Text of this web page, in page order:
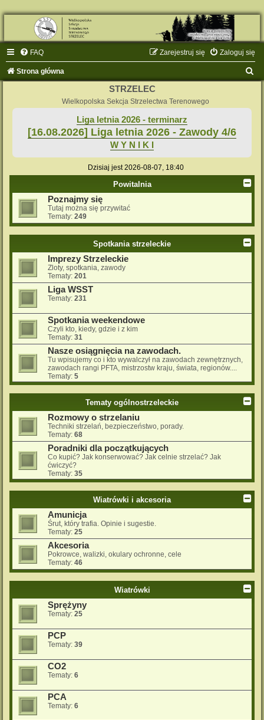
FAQ Zaloguj się
Zarejestruj się
Strona główna
STRZELEC
Wielkopolska Sekcja Strzelectwa Terenowego
Liga letnia 2026 - terminarz
[16.08.2026] Liga letnia 2026 - Zawody 4/6
W Y N I K I
Dzisiaj jest 2026-08-07, 18:40
Powitalnia
Poznajmy się
Tutaj można się przywitać
Tematy: 249
Spotkania strzeleckie
Imprezy Strzeleckie
Zloty, spotkania, zawody
Tematy: 201
Liga WSST
Tematy: 231
Spotkania weekendowe
Czyli kto, kiedy, gdzie i z kim
Tematy: 31
Nasze osiągnięcia na zawodach.
Tu wpisujemy co i kto wywalczył na zawodach zewnętrznych,
zawodach rangi PFTA, mistrzostw kraju, świata, regionów....
Tematy: 5
Tematy ogólnostrzeleckie
Rozmowy o strzelaniu
Techniki strzelań, bezpieczeństwo, porady.
Tematy: 68
Poradniki dla początkujących
Co kupić? Jak konserwować? Jak celnie strzelać? Jak
ćwiczyć?
Tematy: 35
Wiatrówki i akcesoria
Amunicja
Śrut, który trafia. Opinie i sugestie.
Tematy: 25
Akcesoria
Pokrowce, walizki, okulary ochronne, cele
Tematy: 46
Wiatrówki
Sprężyny
Tematy: 25
PCP
Tematy: 39
CO2
Tematy: 6
PCA
Tematy: 6